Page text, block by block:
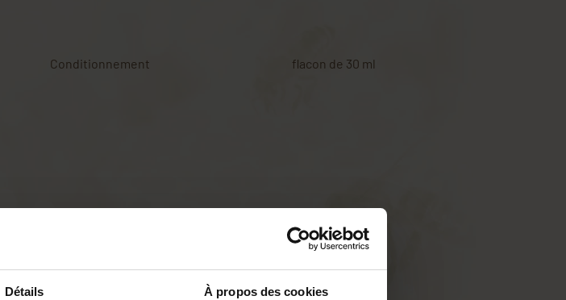
Détails À propos des cookies
Conditionnement flacon de 30 ml